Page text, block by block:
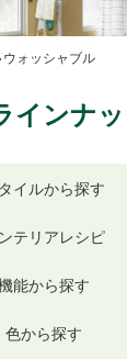
ウォッシャブル
インナ
イルから探す
テリアレシピ
能から探す
色から探す